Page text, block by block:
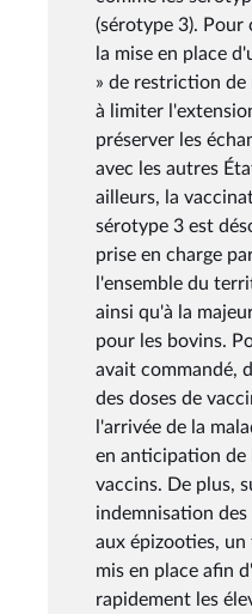
(sérotype 3). Pour
la mise en place
» de restriction de
à limiter
préserver les
avec les autres
ailleurs, la
sérotype 3 est
prise en charge
l'ensemble du
ainsi qu'à la
pour les bovins.
avait commandé,
des doses de
l'arrivée de la
en anticipation de
vaccins. De plus,
indemnisation
aux épizooties, un
mis en place afin
rapidement les